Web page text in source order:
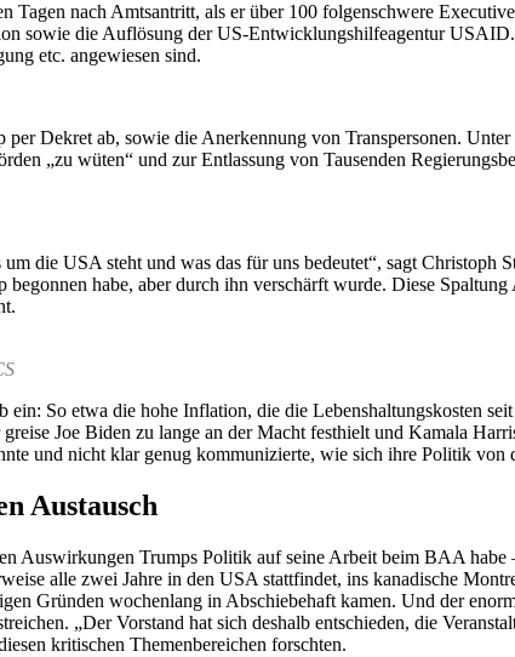
Tagen nach Amtsantritt, als er über 100 folgenschwere
sowie die Auflösung der US-Entwicklungshilfeagentur
etc. angewiesen sind.
Dekret ab, sowie die Anerkennung von Transpersonen.
„zu wüten“ und zur Entlassung von Tausenden
die USA steht und was das für uns bedeutet“, sagt Christoph
habe, aber durch ihn verschärft wurde. Diese
So etwa die hohe Inflation, die die Lebenshaltungskosten
Joe Biden zu lange an der Macht festhielt und Kamala
und nicht klar genug kommunizierte, wie sich ihre Politik von
Austausch
Auswirkungen Trumps Politik auf seine Arbeit beim BAA
alle zwei Jahre in den USA stattfindet, ins kanadische
Gründen wochenlang in Abschiebehaft kamen. Und der
„Der Vorstand hat sich deshalb entschieden, die
kritischen Themenbereichen forschten.